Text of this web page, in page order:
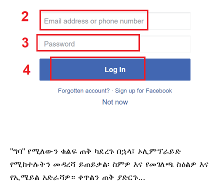
"ግባ" የሚለውን ቁልፍ ጠቅ ካደረጉ በኋላ፣ ኦሊምፕራይድ
የሚከተሉትን መዳረሻ ይጠይቃል፡ ስምዎ እና የመገለጫ ስዕልዎ እና
የኢሜይል አድራሻዎ። ቀጥልን ጠቅ ያድርጉ...